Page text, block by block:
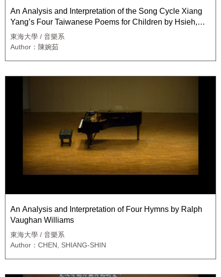
An Analysis and Interpretation of the Song Cycle Xiang
Yang’s Four Taiwanese Poems for Children by Hsieh,
Tsung-Jen
東海大學 / 音樂系
Author：陳婉茹
An Analysis and Interpretation of Four Hymns by Ralph
Vaughan Williams
東海大學 / 音樂系
Author：CHEN, SHIANG-SHIN